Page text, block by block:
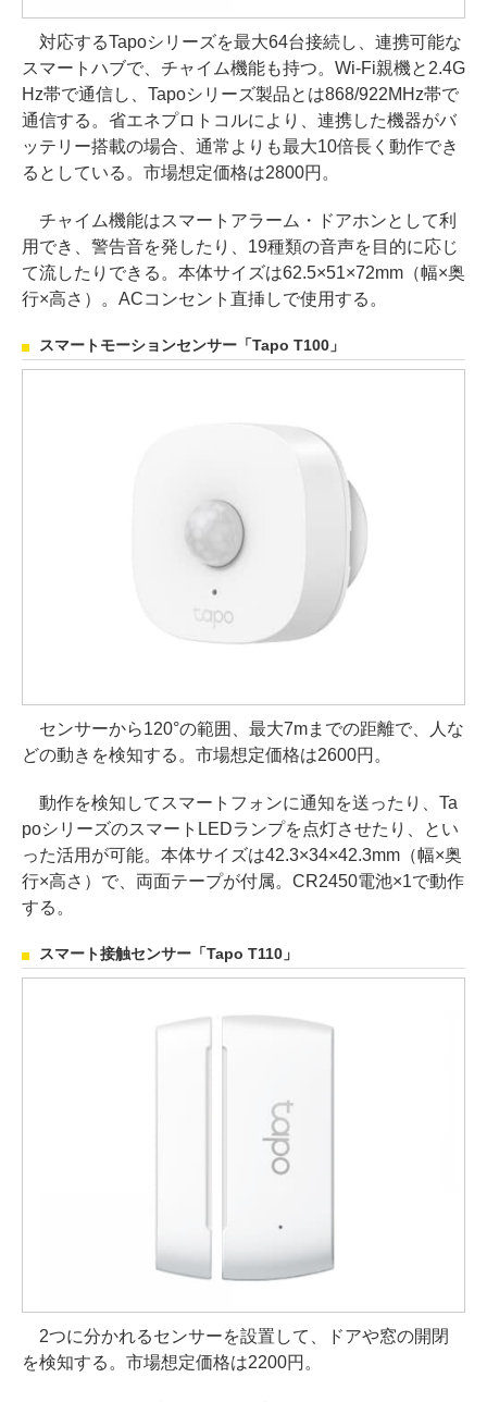
対応するTapoシリーズを最大64台接続し、連携可能な
スマートハブで、チャイム機能も持つ。Wi-Fi親機と2.4G
Hz帯で通信し、Tapoシリーズ製品とは868/922MHz帯で
通信する。省エネプロトコルにより、連携した機器がバ
ッテリー搭載の場合、通常よりも最大10倍長く動作でき
るとしている。市場想定価格は2800円。
チャイム機能はスマートアラーム・ドアホンとして利
用でき、警告音を発したり、19種類の音声を目的に応じ
て流したりできる。本体サイズは62.5×51×72mm（幅×奥
行×高さ）。ACコンセント直挿しで使用する。
スマートモーションセンサー「Tapo T100」
センサーから120°の範囲、最大7mまでの距離で、人な
どの動きを検知する。市場想定価格は2600円。
動作を検知してスマートフォンに通知を送ったり、Ta
poシリーズのスマートLEDランプを点灯させたり、とい
った活用が可能。本体サイズは42.3×34×42.3mm（幅×奥
行×高さ）で、両面テープが付属。CR2450電池×1で動作
する。
スマート接触センサー「Tapo T110」
2つに分かれるセンサーを設置して、ドアや窓の開閉
を検知する。市場想定価格は2200円。